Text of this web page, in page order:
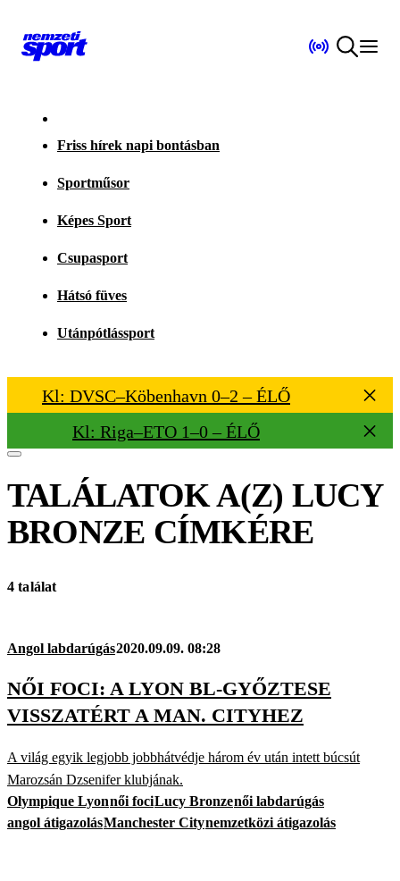
Friss hírek napi bontásban
Sportműsor
Képes Sport
Csupasport
Hátsó füves
Utánpótlássport
Kl: DVSC–Köbenhavn 0–2 – ÉLŐ
Kl: Riga–ETO 1–0 – ÉLŐ
TALÁLATOK A(Z) LUCY
BRONZE CÍMKÉRE
4 találat
Angol labdarúgás2020.09.09. 08:28
NŐI FOCI: A LYON BL-GYŐZTESE
VISSZATÉRT A MAN. CITYHEZ
A világ egyik legjobb jobbhátvédje három év után intett búcsút
Marozsán Dzsenifer klubjának.
Olympique Lyonnői fociLucy Bronzenői labdarúgás
angol átigazolásManchester Citynemzetközi átigazolás